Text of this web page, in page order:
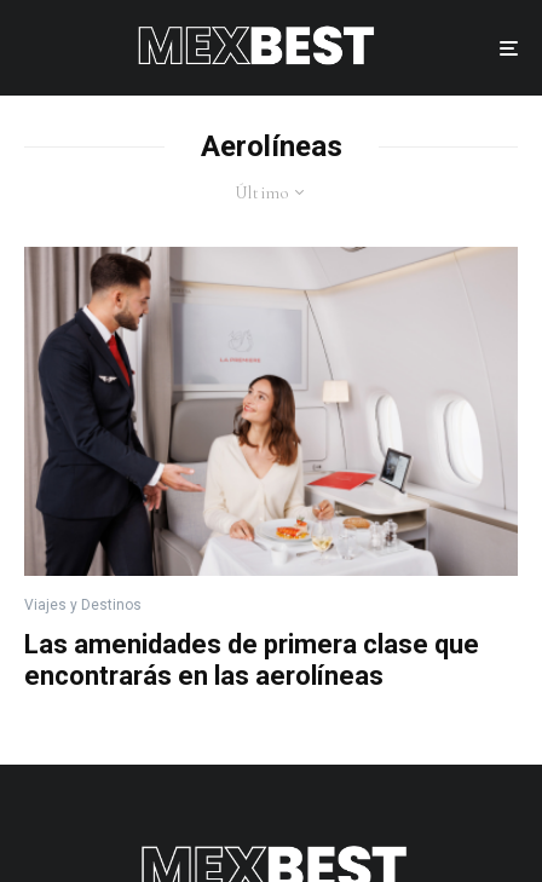
Aerolíneas
Último
Viajes y Destinos
Las amenidades de primera clase que
encontrarás en las aerolíneas